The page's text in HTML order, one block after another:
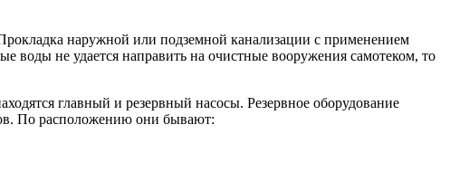
наружной или подземной канализации с применением
воды не удается направить на очистные вооружения самотеком, то
главный и резервный насосы. Резервное оборудование
По расположению они бывают: